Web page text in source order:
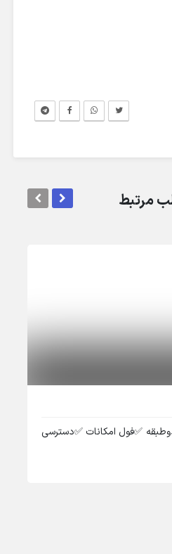
مرتبط
✅️دوطبقه ✅️فول امکانات ✅️دسترسی